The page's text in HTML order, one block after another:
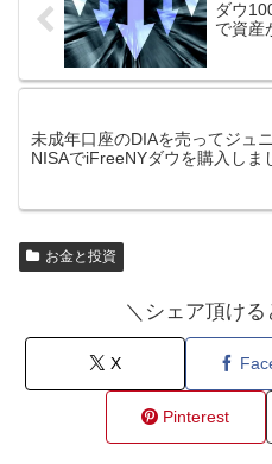
ダウ
で資産
未成年口座のDIAを売ってジュ
NISAでiFreeNYダウを購入しま
お金と投資
＼シェア頂け
X
Pinterest